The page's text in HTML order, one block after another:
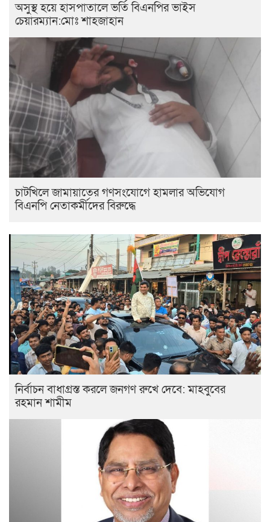
অসুস্থ হয়ে হাসপাতালে ভর্তি বিএনপির ভাইস
চেয়ারম্যান:মোঃ শাহজাহান
চাটখিলে জামায়াতের গণসংযোগে হামলার অভিযোগ
বিএনপি নেতাকর্মীদের বিরুদ্ধে
নির্বাচন বাধাগ্রস্ত করলে জনগণ রুখে দেবে: মাহবুবের
রহমান শামীম